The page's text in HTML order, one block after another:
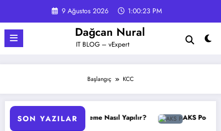
9 Ağustos 2026 1:00:23 PM
Dağcan Nural
IT BLOG – vExpert
Başlangıç KCC
SON YAZILAR
GPO Yedekleme Nasıl Yapılır? AKS Pod Otomatik